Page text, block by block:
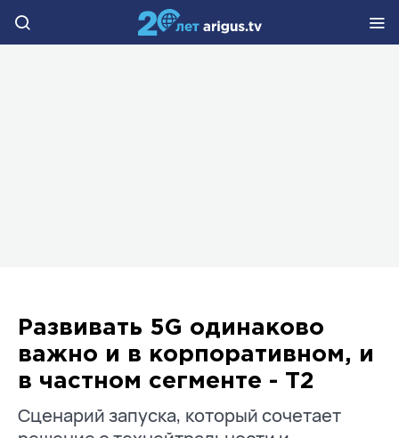
Развивать 5G одинаково
важно и в корпоративном, и
в частном сегменте - Т2
Сценарий запуска, который сочетает